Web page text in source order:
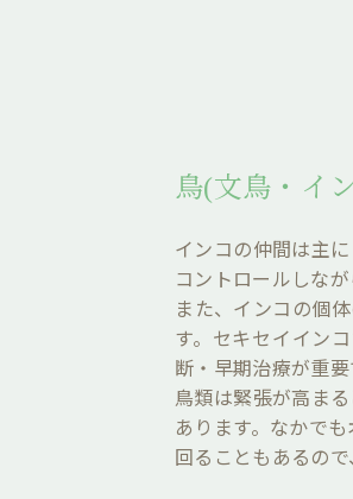
鳥(文鳥・イ
インコの仲間は主
コントロールしなが
また、インコの個
す。セキセイイン
断・早期治療が重要
鳥類は緊張が高ま
あります。なかで
回ることもあるの